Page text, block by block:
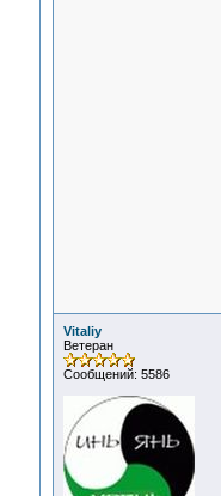
Vitaliy
Ветеран
Сообщений: 5586